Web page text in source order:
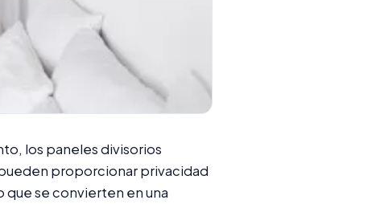
los paneles divisorios
proporcionar privacidad
que se convierten en una